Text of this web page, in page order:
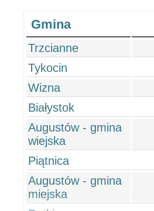
Gmina
Trzcianne
Tykocin
Wizna
Białystok
Augustów - gmina
wiejska
Piątnica
Augustów - gmina
miejska